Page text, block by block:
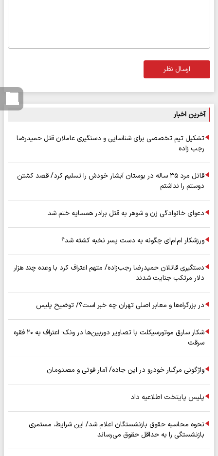
ارسال نظر
آخرین اخبار
تشکیل تیم تخصصی برای شناسایی و دستگیری عاملان قتل حمیدرضا
رجب زاده
قاتل مرد ۳۵ ساله در بوستان آبشار خودش را تسلیم کرد/ قصد کشتن
دوستم را نداشتم
دعوای خانوادگی زن و شوهر به قتل برادر همسایه ختم شد
ورزشکار ام‌ام‌ای چگونه به دست پسر نخبه کشته شد؟
دستگیری قاتلان حمیدرضا رجب‌زاده/ متهم اعتراف کرد با وعده چند هزار
دلار مرتکب جنایت شدند
در بزرگراه‌ها و معابر اصلی تهران چه خبر است؟/ توضیح پلیس
شکار سارق موتورسیکلت با تصاویر دوربین‌ها در ونک؛ اعتراف به ۲۰ فقره
سرقت
واژگونی مرگبار خودرو در این جاده/ آمار فوتی و مصدومان
پلیس پایتخت اطلاعیه داد
نحوه محاسبه حقوق بازنشستگان اعلام شد/ این شرایط، مستمری
بازنشستگی را به حداقل حقوق می‌رساند